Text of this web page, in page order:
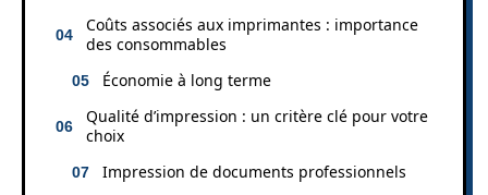
Coûts associés aux imprimantes : importance
des consommables
Économie à long terme
Qualité d’impression : un critère clé pour votre
choix
Impression de documents professionnels